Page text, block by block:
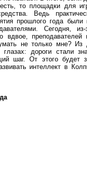
есть,то площадки для
. Ведь
прошлого года были
. Сегодня, из-
вдвое, преподавателей
не только мне? Из
глазах: дороги стали
шаг.От этого будет
интеллект в